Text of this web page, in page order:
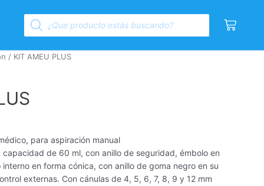
Products
search
Cart
/ KIT AMEU PLUS
para aspiración manual
de 60 ml, con anillo de seguridad, émbolo en
en forma cónica, con anillo de goma negro en su
externas. Con cánulas de 4, 5, 6, 7, 8, 9 y 12 mm